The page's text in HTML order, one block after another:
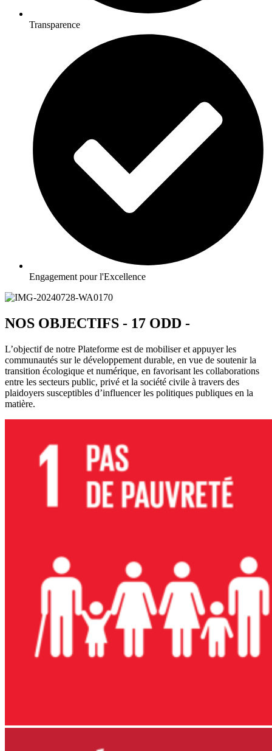
Transparence
Engagement pour l'Excellence
NOS OBJECTIFS - 17 ODD -
L’objectif de notre Plateforme est de mobiliser et appuyer les
communautés sur le développement durable, en vue de soutenir la
transition écologique et numérique, en favorisant les collaborations
entre les secteurs public, privé et la société civile à travers des
plaidoyers susceptibles d’influencer les politiques publiques en la
matière.